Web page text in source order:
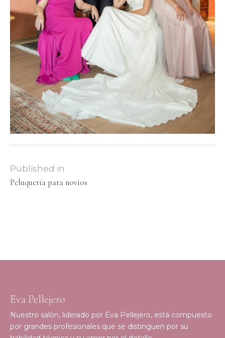
Published in
Peluqueria para novios
Eva Pellejero
Nuestro salón, liderado por Eva Pellejero, está compuesto
por grandes profesionales que se distinguen por su